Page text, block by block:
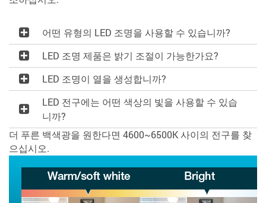
어떤 유형의 LED 조명을 사용할 수 있습니까?
LED 조명 제품은 밝기 조절이 가능한가요?
LED 조명이 열을 생성합니까?
LED 전구에는 어떤 색상의 빛을 사용할 수 있습
니까?
더 푸른 백색광을 원한다면 4600~6500K 사이의 전구를 찾
으십시오.